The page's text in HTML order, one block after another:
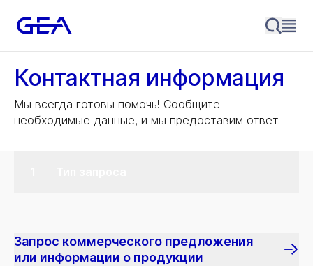
Контактная информация
Мы всегда готовы помочь! Сообщите
необходимые данные, и мы предоставим ответ.
Запрос коммерческого предложения
или информации о продукции